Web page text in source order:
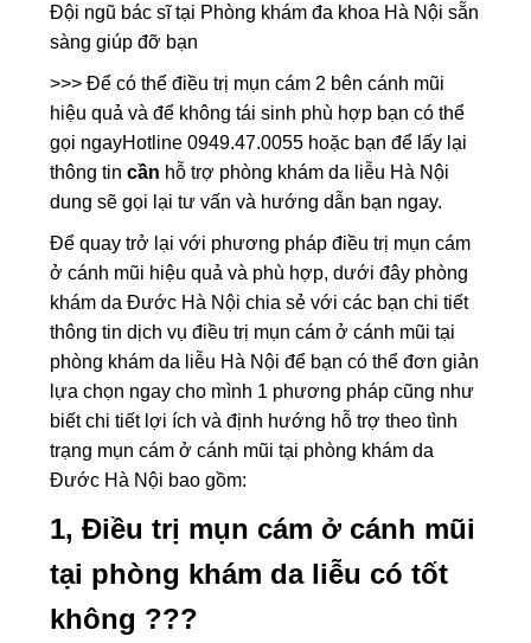
Đội ngũ bác sĩ tại Phòng khám đa khoa Hà Nội sẵn
sàng giúp đỡ bạn
>>> Để có thể điều trị mụn cám 2 bên cánh mũi
hiệu quả và để không tái sinh phù hợp bạn có thể
gọi ngayHotline 0949.47.0055 hoặc bạn để lấy lại
thông tincần hỗ trợ phòng khám da liễu Hà Nội
dung sẽ gọi lại tư vấn và hướng dẫn bạn ngay.
Để quay trở lại với phương pháp điều trị mụn cám
ở cánh mũi hiệu quả và phù hợp, dưới đây phòng
khám da Đước Hà Nội chia sẻ với các bạn chi tiết
thông tin dịch vụ điều trị mụn cám ở cánh mũi tại
phòng khám da liễu Hà Nội để bạn có thể đơn giản
lựa chọn ngay cho mình 1 phương pháp cũng như
biết chi tiết lợi ích và định hướng hỗ trợ theo tình
trạng mụn cám ở cánh mũi tại phòng khám da
Đước Hà Nội bao gồm:
1, Điều trị mụn cám ở cánh mũi
tại phòng khám da liễu có tốt
không ???